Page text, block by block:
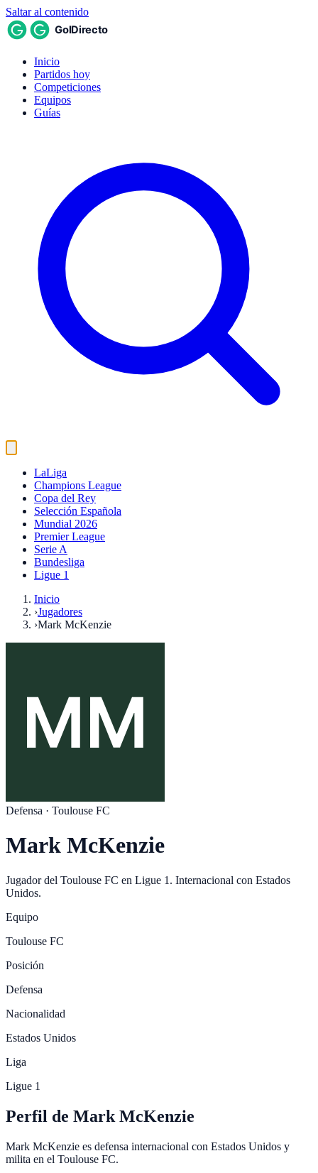
Saltar al contenido
Inicio
Partidos hoy
Competiciones
Equipos
Guías
LaLiga
Champions League
Copa del Rey
Selección Española
Mundial 2026
Premier League
Serie A
Bundesliga
Ligue 1
Inicio
›Jugadores
›Mark McKenzie
Defensa · Toulouse FC
Mark McKenzie
Jugador del Toulouse FC en Ligue 1 . Internacional con Estados
Unidos.
Equipo
Toulouse FC
Posición
Defensa
Nacionalidad
Estados Unidos
Liga
Ligue 1
Perfil de Mark McKenzie
Mark McKenzie es defensa internacional con Estados Unidos y
milita en el Toulouse FC.